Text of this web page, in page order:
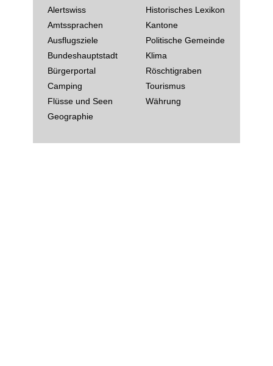
Alertswiss
Amtssprachen
Ausflugsziele
Bundeshauptstadt
Bürgerportal
Camping
Flüsse und Seen
Geographie
Historisches Lexikon
Kantone
Politische Gemeinde
Klima
Röschtigraben
Tourismus
Währung